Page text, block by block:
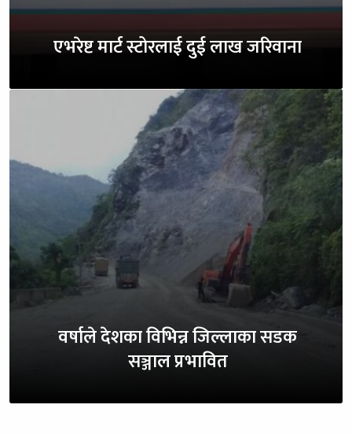
एभरेष्ट मार्ट स्टोरलाई दुई लाख जरिवाना
वर्षाले देशका विभिन्न जिल्लाका सडक
सञ्जाल प्रभावित